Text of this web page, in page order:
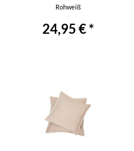
Rohweiß
24,95 € *